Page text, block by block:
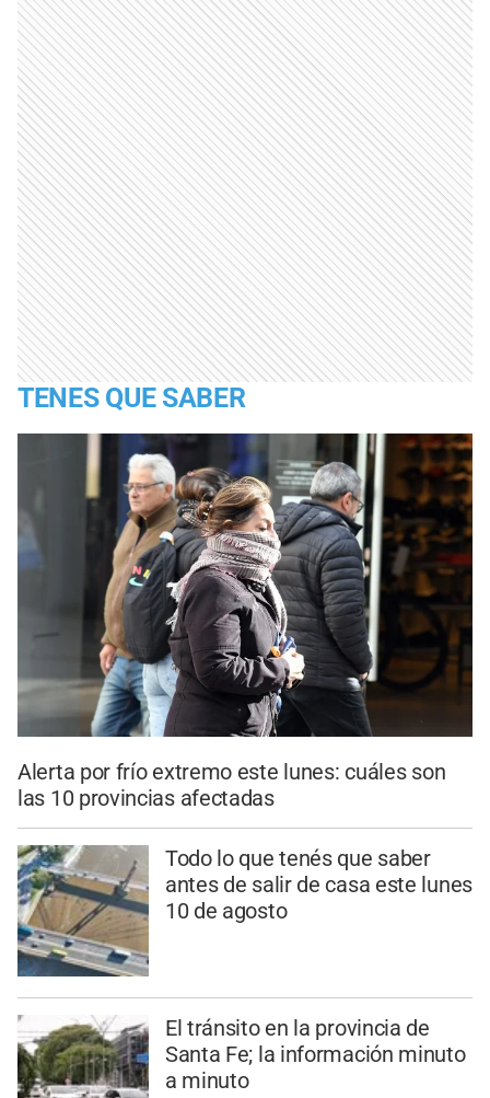
TENES QUE SABER
Alerta por frío extremo este lunes: cuáles son
las 10 provincias afectadas
Todo lo que tenés que saber
antes de salir de casa este lunes
10 de agosto
El tránsito en la provincia de
Santa Fe; la información minuto
a minuto